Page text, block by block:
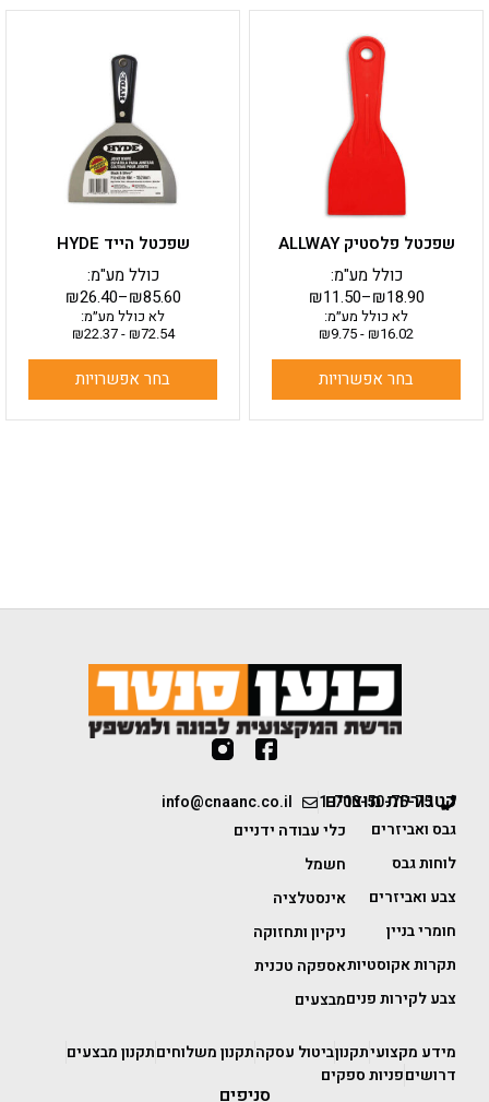
שפכטל פלסטיק ALLWAY
₪11.50–₪18.90
כולל מע"מ:
לא כולל מע״מ:
₪16.02
-
₪9.75
בחר אפשרויות
זה
יש
מספר
סוגים.
ניתן
לבחור
האפשרויות
המוצר
שפכטל הייד HYDE
₪26.40–₪85.60
כולל מע"מ:
לא כולל מע״מ:
₪72.54
-
₪22.37
בחר אפשרויות
יש
מספר
סוגים.
ניתן
לבחור
את
האפשרויות
המוצר
1-700-50-75-75
info@cnaanc.co.il קטגוריות מוצרים
גבס ואביזרים
לוחות גבס
צבע ואביזרים
חומרי בניין
תקרות אקוסטיות
צבע לקירות פנים
כלי עבודה ידניים
חשמל
אינסטלציה
ניקיון ותחזוקה
אספקה טכנית
מבצעים
מידע מקצועיתקנוןביטול עסקהתקנון משלוחיםתקנון מבצעים
דרושיםפניות ספקים
סניפים